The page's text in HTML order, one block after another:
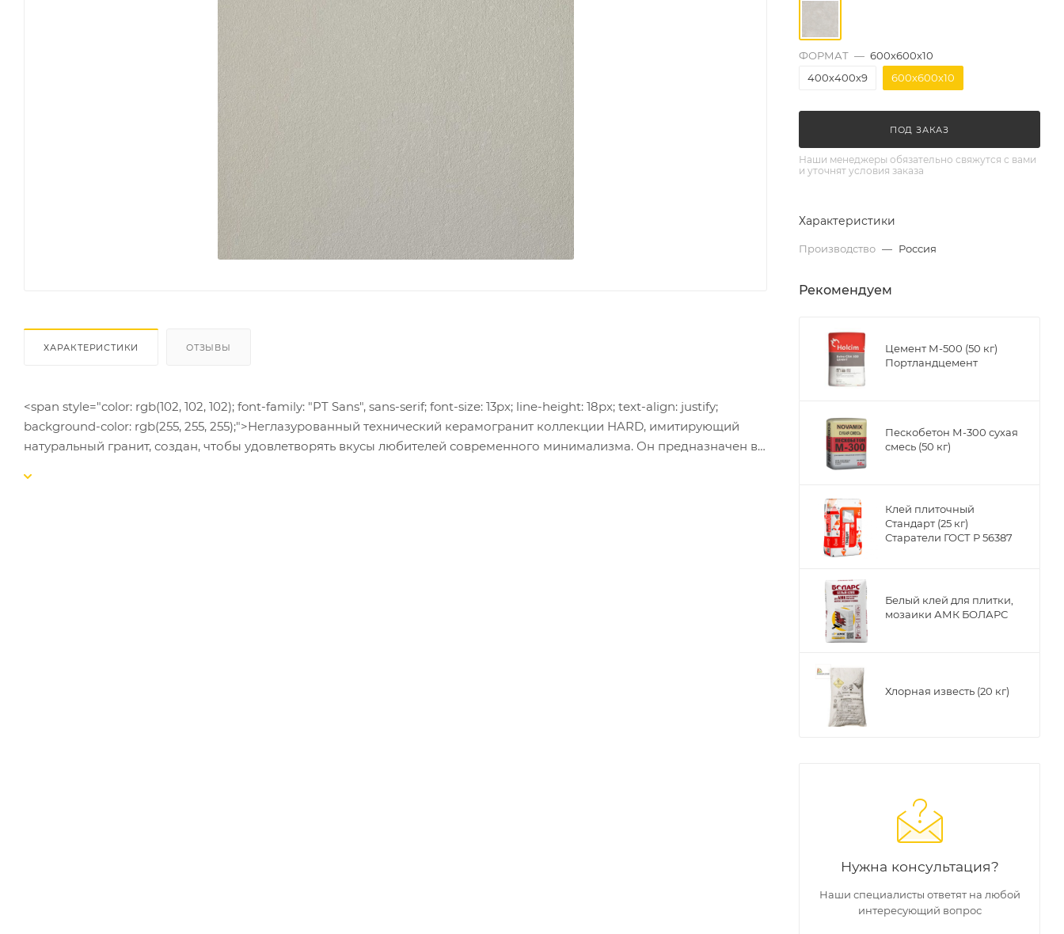
ХАРАКТЕРИСТИКИ ОТЗЫВЫ
<span style="color: rgb(102, 102, 102); font-family: "PT Sans", sans-serif; font-size: 13px; line-height: 18px; text-align: justify;
background-color: rgb(255, 255, 255);">Неглазурованный технический керамогранит коллекции HARD, имитирующий
натуральный гранит, создан, чтобы удовлетворять вкусы любителей современного минимализма. Он предназначен в
ФОРМАТ — 600х600х10
400х400х9
600х600х10
ПОД ЗАКАЗ
Наши менеджеры обязательно свяжутся с вами
и уточнят условия заказа
Характеристики
Производство — Россия
Рекомендуем
Цемент М-500 (50 кг)
Портландцемент
Пескобетон М-300 сухая
смесь (50 кг)
Клей плиточный
Стандарт (25 кг)
Старатели ГОСТ Р 56387
Белый клей для плитки,
мозаики АМК БОЛАРС
Хлорная известь (20 кг)
Нужна консультация?
Наши специалисты ответят на любой
интересующий вопрос